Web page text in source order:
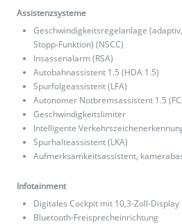
Assistenzsysteme
Geschwindigkeitsregelanlage
Stopp-Funktion) (NSCC)
Insassenalarm (RSA)
Autobahnassistent 1.5 (HDA 1.5)
Spurfolgeassistent (LFA)
Autonomer Notbremsassistent 1.5
Geschwindigkeitslimiter
Intelligente
Spurhalteassistent (LKA)
Aufmerksamkeitsassistent,
Infotainment
Digitales Cockpit mit 10,3-Zoll-Display
Bluetooth-Freisprecheinrichtung